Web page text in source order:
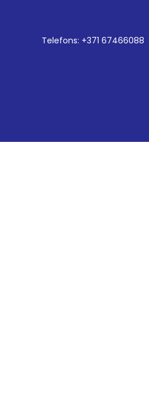
Telefons: +371 67466088